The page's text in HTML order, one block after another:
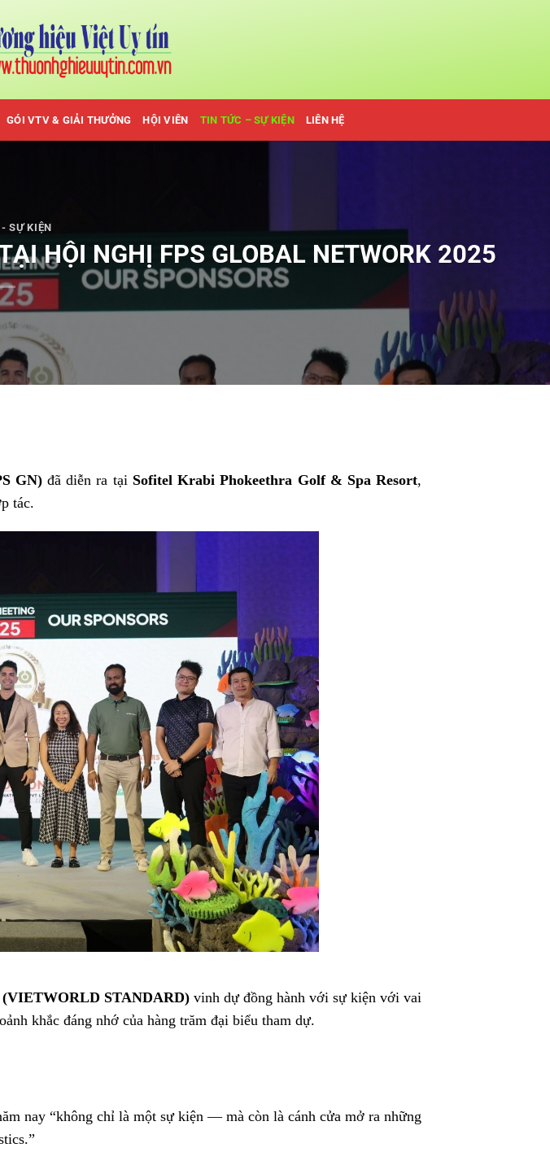
GÓI VTV & GIẢI THƯỞNG HỘI VIÊN TIN TỨC – SỰ KIỆN LIÊN HỆ
SỰ KIỆN
HỘI NGHỊ FPS GLOBAL NETWORK 2025
GN)đã diễn ra tại Sofitel Krabi Phokeethra Golf & Spa Resort,
tác.
VIETWORLD STANDARD) vinh dự đồng hành với sự kiện với vai
khắc đáng nhớ của hàng trăm đại biểu tham dự.
nay “không chỉ là một sự kiện — mà còn là cánh cửa mở ra những